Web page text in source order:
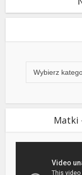
Matki